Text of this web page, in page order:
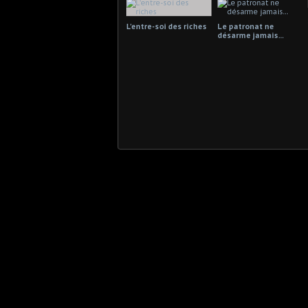
L'entre-soi des riches
Le patronat ne
désarme jamais...